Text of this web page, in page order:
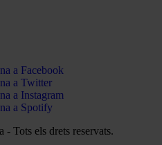
a Facebook
a Twitter
a Instagram
a Spotify
Tots els drets reservats.